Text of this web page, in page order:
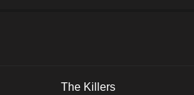
The Killers